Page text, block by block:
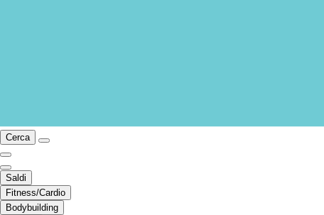
Cerca
Saldi
Fitness/Cardio
Bodybuilding